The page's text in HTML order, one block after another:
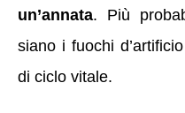
un’annata. Più
siano i fuochi
di ciclo vitale.